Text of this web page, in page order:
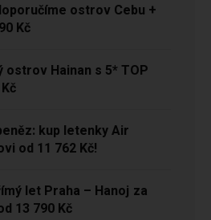
ostrov Cebu +
Kč
ostrov Hainan s 5* TOP
kup letenky Air
od 11 762 Kč!
let Praha – Hanoj za
13 790 Kč